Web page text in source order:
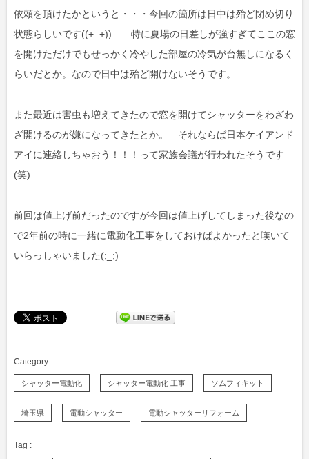
依頼を頂けたかというと・・・今回の箇所は日中は殆ど閉め切り
状態らしいです((+_+)) 特に夏場の日差しが強すぎてここの窓
を開けただけでもせっかく冷やした部屋の冷気が台無しになるく
らいだとか。なので日中は殆ど開けないそうです。
また最近は害虫も増えてきたので窓を開けてシャッターをわざわ
ざ開けるのが嫌になってきたとか。 それならば日本ケイアンド
アイに連絡しちゃおう！！！って家族会議が行われたそうです
(笑)
前回は値上げ前だったのですが今回は値上げしてしまった後なの
で2年前の時に一緒に電動化工事をしておけばよかったと嘆いて
いらっしゃいました(;_;)
シャッター電動化 シャッター電動化 工事 ソムフィキット
埼玉県 電動シャッター 電動シャッターリフォーム